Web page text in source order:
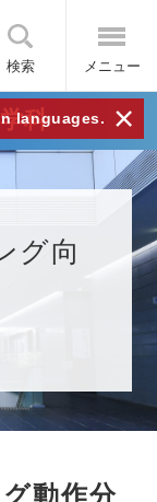
検索 メニュー
languages. ×
科
グ向
動作分